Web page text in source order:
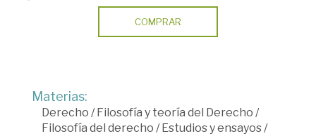
COMPRAR
Materias:
Derecho / Filosofía y teoría del Derecho /
Filosofía del derecho / Estudios y ensayos/